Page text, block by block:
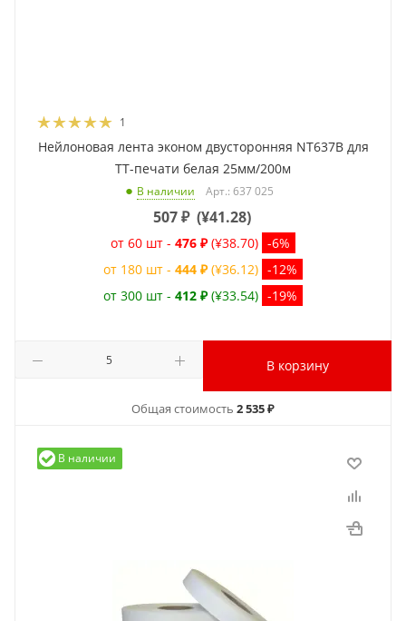
1
Нейлоновая лента эконом двусторонняя NT637B для
ТТ-печати белая 25мм/200м
В наличии Арт.: 637 025
507₽ (¥41.28)
от 60 шт - 476 ₽ (¥38.70) -6%
от 180 шт - 444 ₽ (¥36.12) -12%
от 300 шт - 412 ₽ (¥33.54) -19%
В корзину
Общая стоимость 2 535 ₽
В наличии